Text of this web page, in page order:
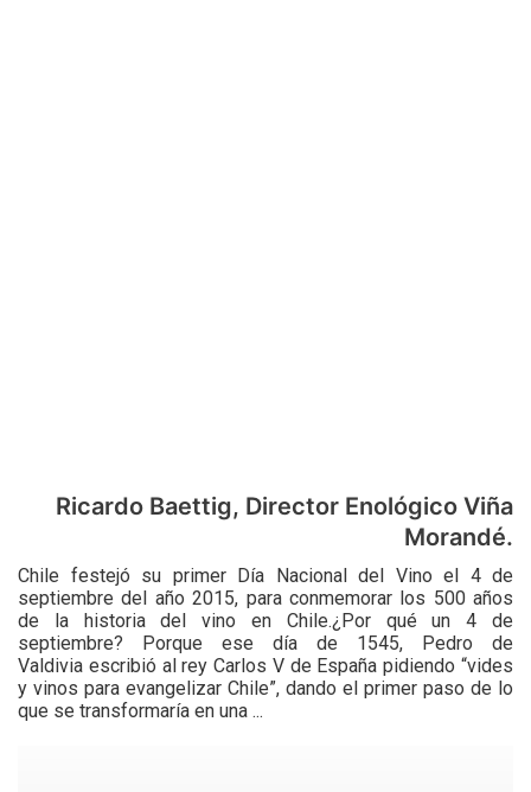
Ricardo Baettig, Director Enológico Viña
Morandé.
Chile festejó su primer Día Nacional del Vino el 4 de
septiembre del año 2015, para conmemorar los 500 años
de la historia del vino en Chile.¿Por qué un 4 de
septiembre? Porque ese día de 1545, Pedro de
Valdivia escribió al rey Carlos V de España pidiendo “vides
y vinos para evangelizar Chile”, dando el primer paso de lo
que se transformaría en una ...